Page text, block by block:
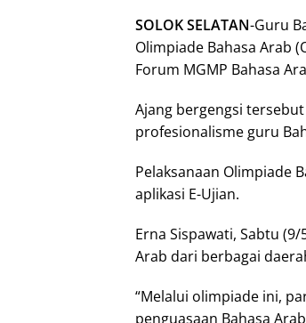
SOLOK SELATAN-Guru
Olimpiade Bahasa Arab
Forum MGMP Bahasa
Ajang bergengsi
profesionalisme guru
Pelaksanaan Olimpiade
aplikasi E-Ujian.
Erna Sispawati, Sabtu
Arab dari berbagai
“Melalui olimpiade ini,
penguasaan Bahasa